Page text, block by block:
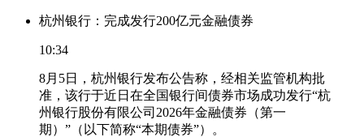
杭州银行：完成发行200亿元金融债券
10:34
8月5日，杭州银行发布公告称，经相关监管机构批
准，该行于近日在全国银行间债券市场成功发行“杭
州银行股份有限公司2026年金融债券（第一
期）”（以下简称“本期债券”）。